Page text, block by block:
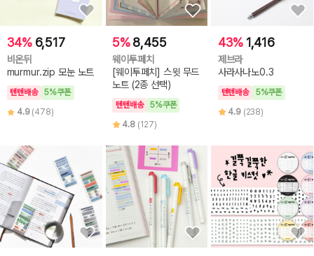
34% 6,517
비온뒤
murmur.zip 모눈 노트
텐텐배송
5%쿠폰
4.9 (478)
5%8,455
웨이투페치
[웨이투페치] 스윗 무드
노트 (2종 선택)
텐텐배송
5%쿠폰
4.8 (127)
43% 1,416
제브라
사라사나노0.3
텐텐배송
5%쿠폰
4.9 (238)